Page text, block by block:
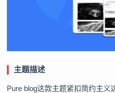
主题描述
Pure blog这款主题紧扣简约主义